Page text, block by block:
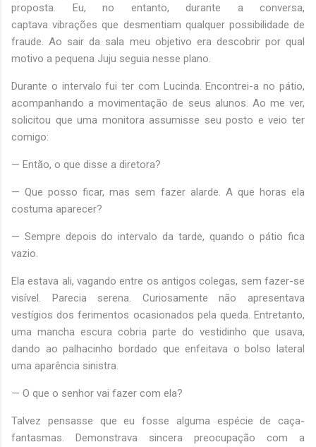
proposta. Eu, no entanto, durante a conversa,
captava vibrações que desmentiam qualquer possibilidade de
fraude. Ao sair da sala meu objetivo era descobrir por qual
motivo a pequena Juju seguia nesse plano.
Durante o intervalo fui ter com Lucinda. Encontrei-a no pátio,
acompanhando a movimentação de seus alunos. Ao me ver,
solicitou que uma monitora assumisse seu posto e veio ter
comigo:
— Então, o que disse a diretora?
— Que posso ficar, mas sem fazer alarde. A que horas ela
costuma aparecer?
— Sempre depois do intervalo da tarde, quando o pátio fica
vazio.
Ela estava ali, vagando entre os antigos colegas, sem fazer-se
visível. Parecia serena. Curiosamente não apresentava
vestígios dos ferimentos ocasionados pela queda. Entretanto,
uma mancha escura cobria parte do vestidinho que usava,
dando ao palhacinho bordado que enfeitava o bolso lateral
uma aparência sinistra.
— O que o senhor vai fazer com ela?
Talvez pensasse que eu fosse alguma espécie de caça-
fantasmas. Demonstrava sincera preocupação com a